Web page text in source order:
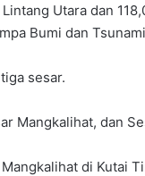
Utara dan
Bumi dan
sesar.
Mangkalihat, dan
di Kutai